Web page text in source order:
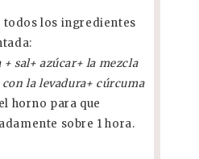
todos los ingredientes
sal+ azúcar+ la mezcla
con la levadura+ cúrcuma
horno para que
sobre 1 hora.